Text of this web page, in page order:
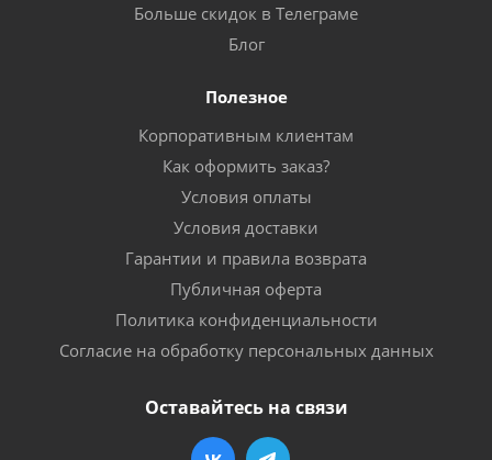
Больше скидок в Телеграме
Блог
Полезное
Корпоративным клиентам
Как оформить заказ?
Условия оплаты
Условия доставки
Гарантии и правила возврата
Публичная оферта
Политика конфиденциальности
Согласие на обработку персональных данных
Оставайтесь на связи